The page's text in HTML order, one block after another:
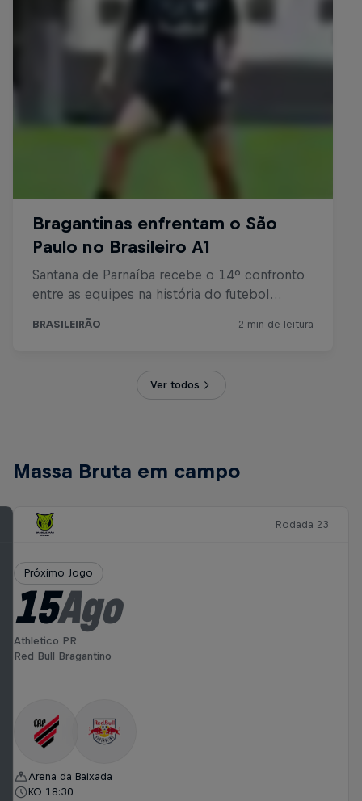
Ver todos
Massa Bruta em campo
Rodada 23
Próximo Jogo
15Ago
Athletico PR
Red Bull Bragantino
Arena da Baixada
KO 18:30